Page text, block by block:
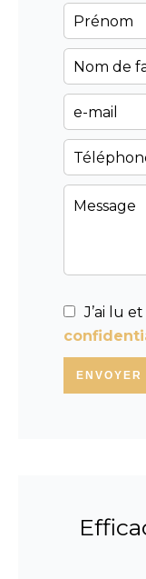
J’ai lu
ENVOYER